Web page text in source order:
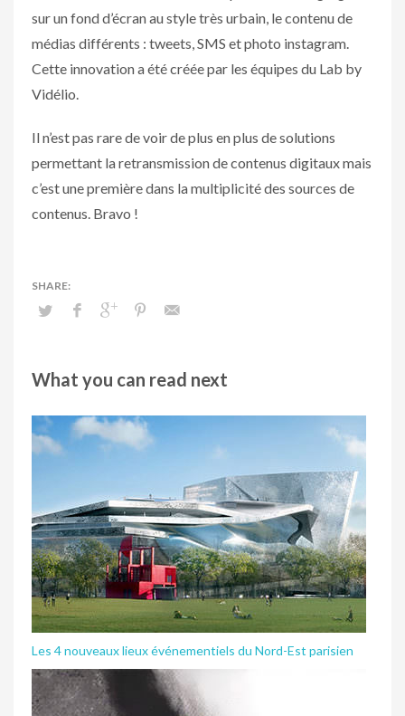
sur un fond d’écran au style très urbain, le contenu de
médias différents : tweets, SMS et photo instagram.
Cette innovation a été créée par les équipes du Lab by
Vidélio.
Il n’est pas rare de voir de plus en plus de solutions
permettant la retransmission de contenus digitaux mais
c’est une première dans la multiplicité des sources de
contenus. Bravo !
What you can read next
Les 4 nouveaux lieux événementiels du Nord-Est parisien